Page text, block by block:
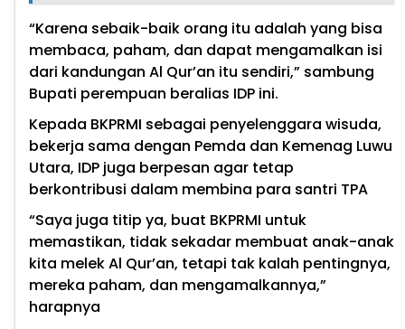
“Karena sebaik-baik orang itu adalah yang bisa
membaca, paham, dan dapat mengamalkan isi
dari kandungan Al Qur’an itu sendiri,” sambung
Bupati perempuan beralias IDP ini.
Kepada BKPRMI sebagai penyelenggara wisuda,
bekerja sama dengan Pemda dan Kemenag Luwu
Utara, IDP juga berpesan agar tetap
berkontribusi dalam membina para santri TPA
“Saya juga titip ya, buat BKPRMI untuk
memastikan, tidak sekadar membuat anak-anak
kita melek Al Qur’an, tetapi tak kalah pentingnya,
mereka paham, dan mengamalkannya,”
harapnya